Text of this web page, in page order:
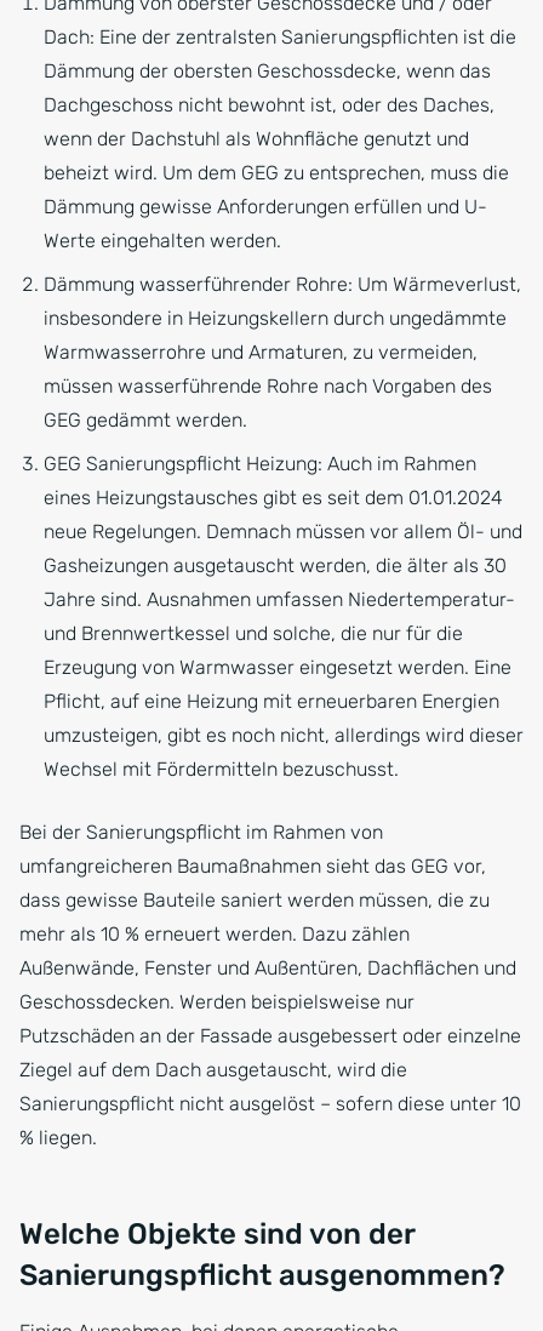
Dach: Eine der zentralsten Sanierungspflichten ist die
Dämmung der obersten Geschossdecke, wenn das
Dachgeschoss nicht bewohnt ist, oder des Daches,
wenn der Dachstuhl als Wohnfläche genutzt und
beheizt wird. Um dem GEG zu entsprechen, muss die
Dämmung gewisse Anforderungen erfüllen und U-
Werte eingehalten werden.
Dämmung wasserführender Rohre: Um Wärmeverlust,
insbesondere in Heizungskellern durch ungedämmte
Warmwasserrohre und Armaturen, zu vermeiden,
müssen wasserführende Rohre nach Vorgaben des
GEG gedämmt werden.
GEG Sanierungspflicht Heizung: Auch im Rahmen
eines Heizungstausches gibt es seit dem 01.01.2024
neue Regelungen. Demnach müssen vor allem Öl- und
Gasheizungen ausgetauscht werden, die älter als 30
Jahre sind. Ausnahmen umfassen Niedertemperatur-
und Brennwertkessel und solche, die nur für die
Erzeugung von Warmwasser eingesetzt werden. Eine
Pflicht, auf eine Heizung mit erneuerbaren Energien
umzusteigen, gibt es noch nicht, allerdings wird dieser
Wechsel mit Fördermitteln bezuschusst.
Bei der Sanierungspflicht im Rahmen von
umfangreicheren Baumaßnahmen sieht das GEG vor,
dass gewisse Bauteile saniert werden müssen, die zu
mehr als 10 % erneuert werden. Dazu zählen
Außenwände, Fenster und Außentüren, Dachflächen und
Geschossdecken. Werden beispielsweise nur
Putzschäden an der Fassade ausgebessert oder einzelne
Ziegel auf dem Dach ausgetauscht, wird die
Sanierungspflicht nicht ausgelöst – sofern diese unter 10
% liegen.
Welche Objekte sind von der
Sanierungspflicht ausgenommen?